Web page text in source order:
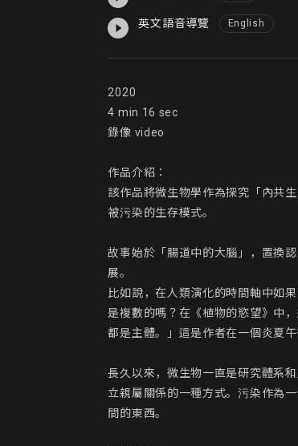
英文語音導覽 English
2020
4 min 16 sec
錄像 video
作品介紹：
該作品將微生物學作為探究「內共
被污染的生存模式。
故事始於「腸道中的大腦」，置換
展。
比如說，在人類演化的時間軸中如
是複數的嗎？在《植物的慾望》中
都是主體。」這是作者在一個炎夏
長久以來，微生物一直是研究體系
立親屬關係的一種方式。污染作為
間的東西。